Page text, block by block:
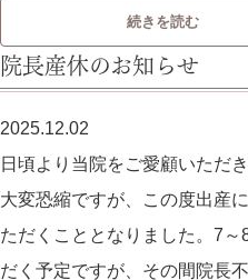
続きを読む
院長産休のお知らせ
2025.12.02
日頃より当院をご愛顧いただ
大変恐縮ですが、この度出産
ただくこととなりました。7
だく予定ですが、その間院長